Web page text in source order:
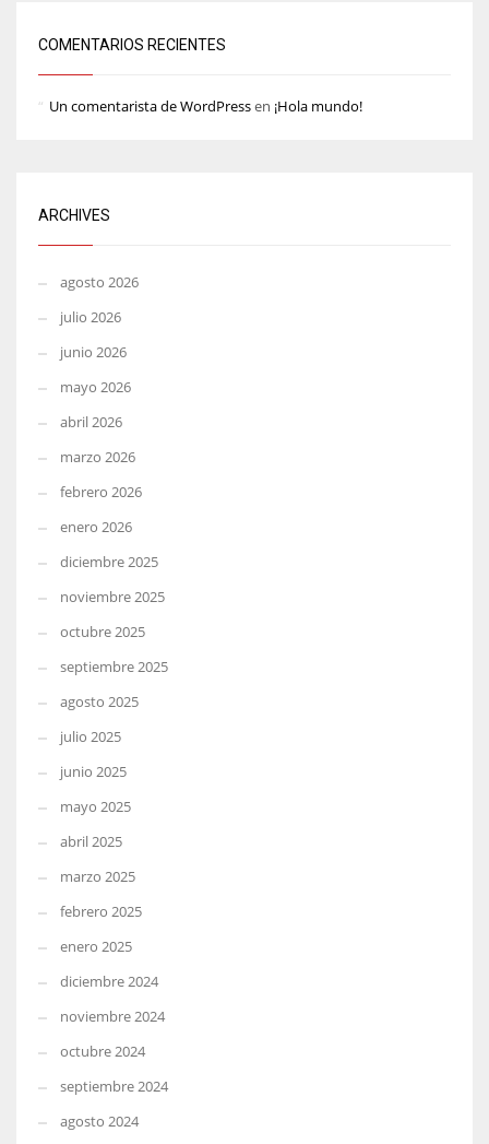
COMENTARIOS RECIENTES
Un comentarista de WordPressen ¡Hola mundo!
ARCHIVES
agosto 2026
julio 2026
junio 2026
mayo 2026
abril 2026
marzo 2026
febrero 2026
enero 2026
diciembre 2025
noviembre 2025
octubre 2025
septiembre 2025
agosto 2025
julio 2025
junio 2025
mayo 2025
abril 2025
marzo 2025
febrero 2025
enero 2025
diciembre 2024
noviembre 2024
octubre 2024
septiembre 2024
agosto 2024